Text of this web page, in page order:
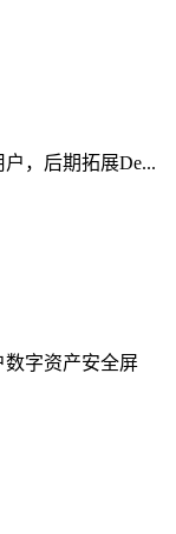
，后期拓展De...
数字资产安全屏